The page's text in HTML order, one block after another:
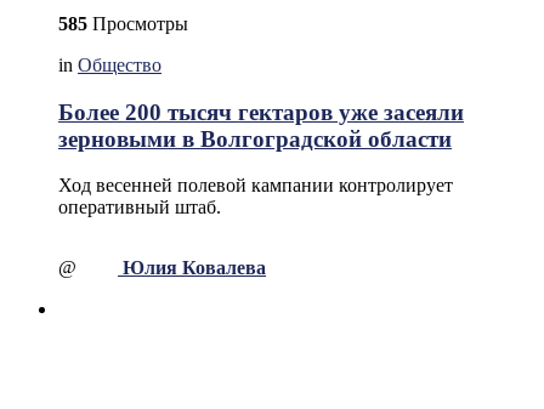
585 Просмотры
in Общество
Более 200 тысяч гектаров уже засеяли
зерновыми в Волгоградской области
Ход весенней полевой кампании контролирует
оперативный штаб.
@ Юлия Ковалева